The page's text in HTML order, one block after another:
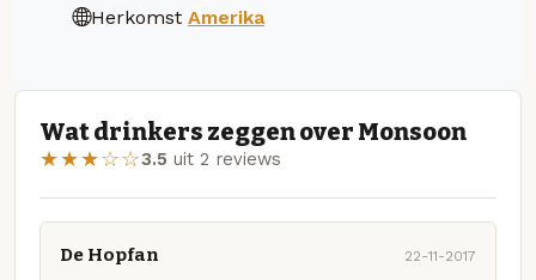
Herkomst Amerika
Wat drinkers zeggen over Monsoon
★★★☆☆3.5 uit 2 reviews
De Hopfan 22-11-2017